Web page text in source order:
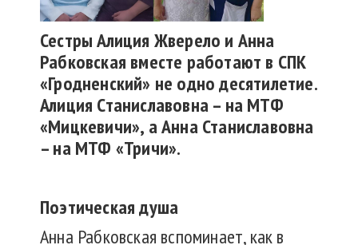
Сестры Алиция Жверело и Анна
Рабковская вместе работают в СПК
«Гродненский» не одно десятилетие.
Алиция Станиславовна – на МТФ
«Мицкевичи», а Анна Станиславовна
– на МТФ «Тричи».
Поэтическая душа
Анна Рабковская вспоминает, как в